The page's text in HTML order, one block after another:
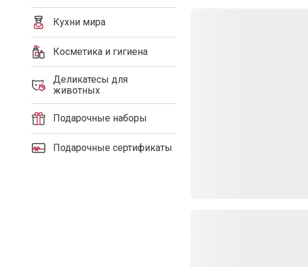
Кухни мира
Косметика и гигиена
Деликатесы для
животных
Подарочные наборы
Подарочные сертификаты